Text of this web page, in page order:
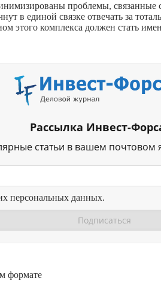
проблемы, связанные
в единой связке отвечать за
этого комплекса должен стать
Рассылка Инвест-
статьи в вашем почтовом
персональных данных.
формате